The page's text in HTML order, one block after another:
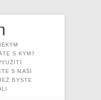
S KÝM?
S NAŠÍ
BYSTE